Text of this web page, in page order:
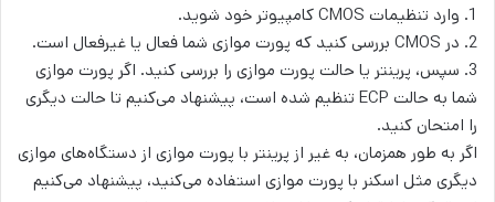
1. وارد تنظیمات CMOS کامپیوتر خود شوید.
2. در CMOS بررسی کنید که پورت موازی شما فعال یا غیرفعال است.
3. سپس، پرینتر یا حالت پورت موازی را بررسی کنید. اگر پورت موازی
شما به حالت ECP تنظیم شده است، پیشنهاد می‌کنیم تا حالت دیگری
را امتحان کنید.
اگر به طور همزمان، به غیر از پرینتر با پورت موازی از دستگاه‌های موازی
دیگری مثل اسکنر با پورت موازی استفاده می‌کنید، پیشنهاد می‌کنیم